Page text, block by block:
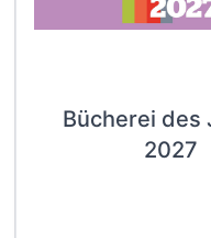
Bücherei des
2027